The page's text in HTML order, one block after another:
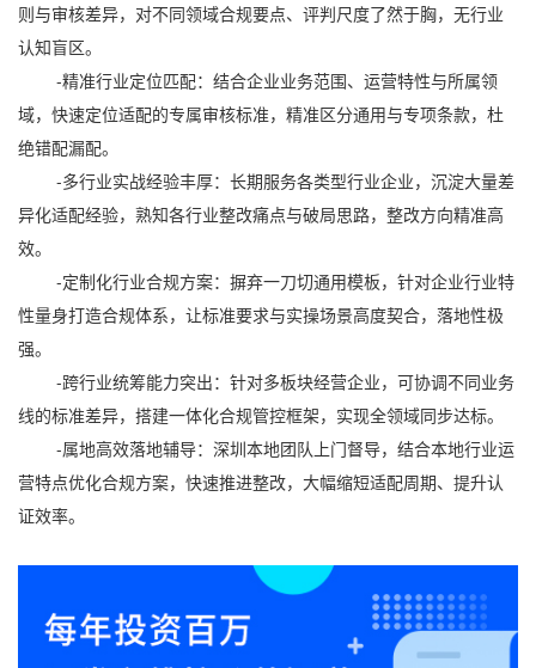
则与审核差异，对不同领域合规要点、评判尺度了然于胸，无行业
认知盲区。
-精准行业定位匹配：结合企业业务范围、运营特性与所属领
域，快速定位适配的专属审核标准，精准区分通用与专项条款，杜
绝错配漏配。
-多行业实战经验丰厚：长期服务各类型行业企业，沉淀大量差
异化适配经验，熟知各行业整改痛点与破局思路，整改方向精准高
效。
-定制化行业合规方案：摒弃一刀切通用模板，针对企业行业特
性量身打造合规体系，让标准要求与实操场景高度契合，落地性极
强。
-跨行业统筹能力突出：针对多板块经营企业，可协调不同业务
线的标准差异，搭建一体化合规管控框架，实现全领域同步达标。
-属地高效落地辅导：深圳本地团队上门督导，结合本地行业运
营特点优化合规方案，快速推进整改，大幅缩短适配周期、提升认
证效率。